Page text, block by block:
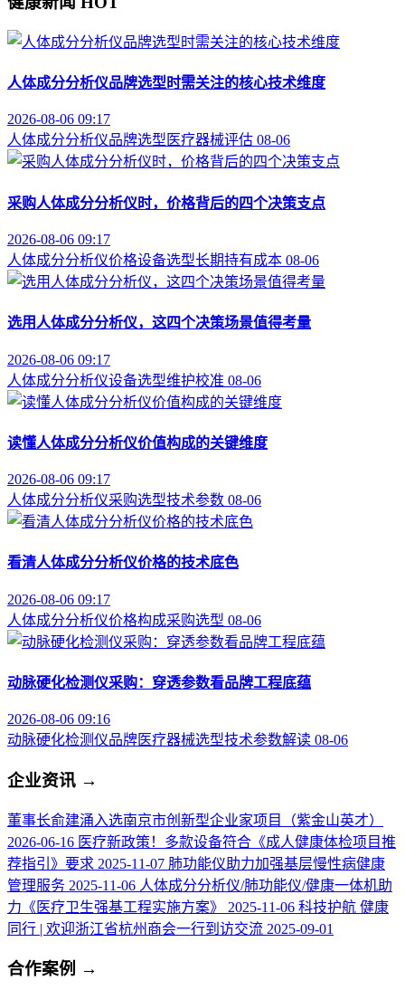
人体成分分析仪品牌选型时需关注的核心技术维度
2026-08-06 09:17
人体成分分析仪品牌选型 医疗器械评估 08-06
采购人体成分分析仪时，价格背后的四个决策支点
2026-08-06 09:17
人体成分分析仪价格设备选型长期持有成本 08-06
选用人体成分分析仪，这四个决策场景值得考量
2026-08-06 09:17
人体成分分析仪设备选型维护校准 08-06
读懂人体成分分析仪价值构成的关键维度
2026-08-06 09:17
人体成分分析仪采购选型技术参数 08-06
看清人体成分分析仪价格的技术底色
2026-08-06 09:17
人体成分分析仪价格构成采购选型 08-06
动脉硬化检测仪采购：穿透参数看品牌工程底蕴
2026-08-06 09:16
动脉硬化检测仪品牌医疗器械选型技术参数解读 08-06
企业资讯 →
董事长俞建涌入选南京市创新型企业家项目（紫金山英才）
2026-06-16 医疗新政策！多款设备符合《成人健康体检项目推
荐指引》要求 2025-11-07 肺功能仪助力加强基层慢性病健康
管理服务 2025-11-06 人体成分分析仪/肺功能仪/健康一体机助
力《医疗卫生强基工程实施方案》
2025-11-06 科技护航 健康
同行 | 欢迎浙江省杭州商会一行到访交流 2025-09-01
合作案例 →